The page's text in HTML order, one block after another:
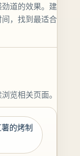
道的效果。建
，找到最适合
览相关页面。
的烤制